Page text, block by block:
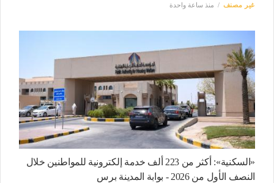
غير مصنف منذ ساعة واحدة
«السكنية»: أكثر من 223 ألف خدمة إلكترونية للمواطنين خلال
النصف الأول من 2026 - بوابة المدينة برس